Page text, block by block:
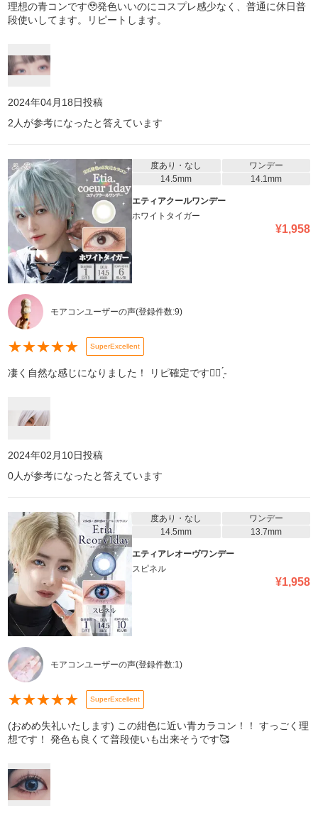
理想の青コンです🥹発色いいのにコスプレ感少なく、普通に休日普
段使いしてます。リピートします。
2024年04月18日投稿
2 人が参考になったと答えています
度あり・なし
ワンデー
14.5mm
14.1mm
エティアクールワンデー
ホワイトタイガー
¥1,958
モアコンユーザーの声(登録件数:9)
★★★★★ SuperExcellent
凄く自然な感じになりました！ リピ確定です︎👍🏻 ̖́-
2024年02月10日投稿
0人が参考になったと答えています
度あり・なし
ワンデー
14.5mm
13.7mm
エティアレオーヴワンデー
スピネル
¥1,958
モアコンユーザーの声(登録件数:1)
★★★★★ SuperExcellent
(おめめ失礼いたします) この紺色に近い青カラコン！！ すっごく理
想です！ 発色も良くて普段使いも出来そうです🥰